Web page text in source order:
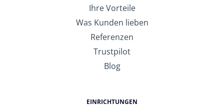
Ihre Vorteile
Was Kunden lieben
Referenzen
Trustpilot
Blog
EINRICHTUNGEN